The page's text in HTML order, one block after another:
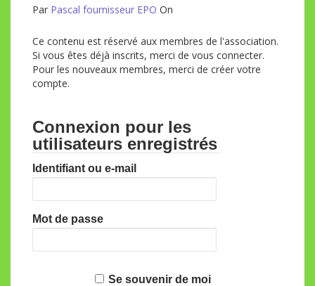
Par Pascal fournisseur EPO On
Ce contenu est réservé aux membres de l'association.
Si vous êtes déjà inscrits, merci de vous connecter.
Pour les nouveaux membres, merci de créer votre
compte.
Connexion pour les
utilisateurs enregistrés
Identifiant ou e-mail
Mot de passe
Se souvenir de moi